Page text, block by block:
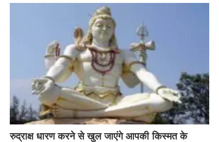
रुद्राक्ष धारण करने से खुल जाएंगे आपकी किस्मत के